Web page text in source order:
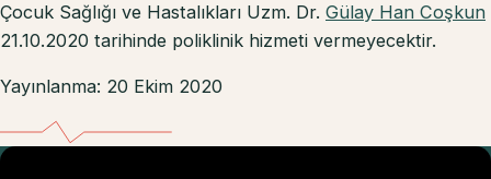
Çocuk Sağlığı ve Hastalıkları Uzm. Dr. Gülay Han Coşkun
21.10.2020 tarihinde poliklinik hizmeti vermeyecektir.
Yayınlanma: 20 Ekim 2020